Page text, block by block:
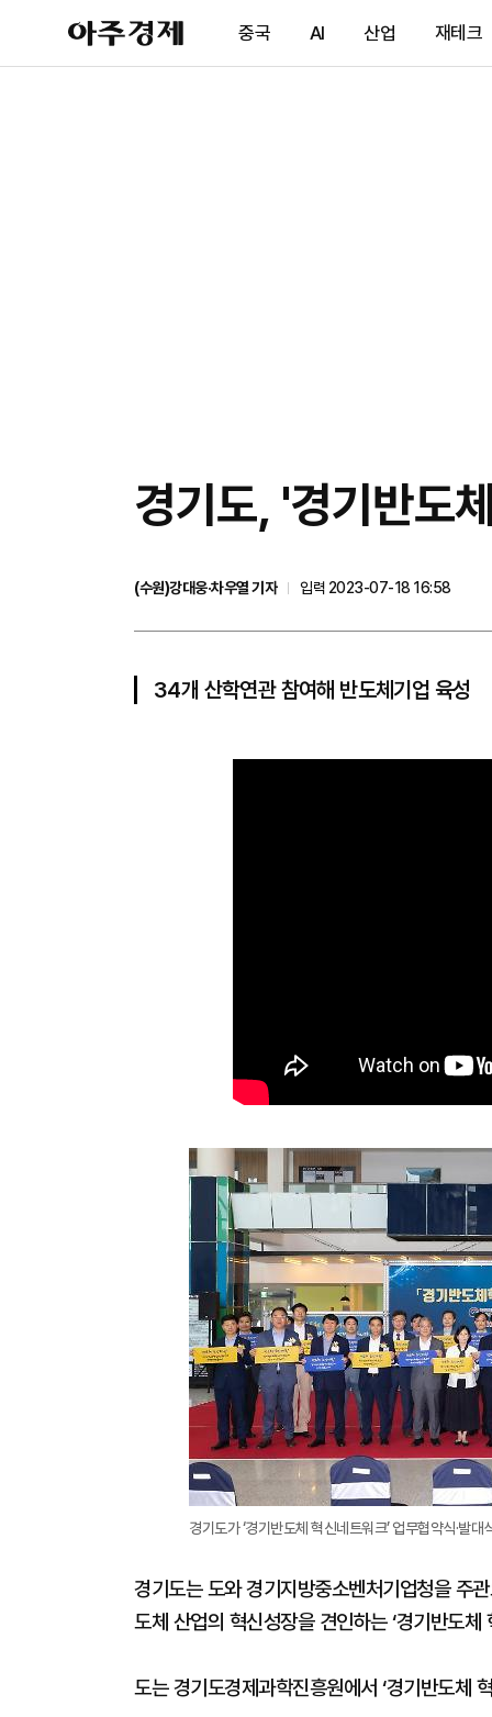
아
주
제
중국 AI 산업 재테크
경기도, '경기반도
(수원)강대웅·차우열 기자
입력 2023-07-18 16:58
34개 산학연관 참여해 반도체기업 육성
경기도가 ‘경기반도체 혁신네트워크’ 업무협약식·발
경기도는 도와 경기지방중소벤처기업청을 주
도체 산업의 혁신성장을 견인하는 ‘경기반도
도는 경기도경제과학진흥원에서 ‘경기반도체